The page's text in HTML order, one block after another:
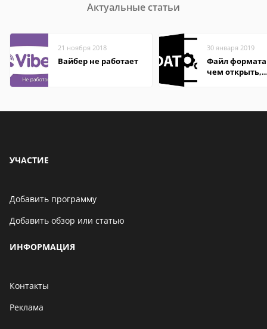
Актуальные статьи
21 ноября 2018
Вайбер не работает
30 января 2019
Файл формата
чем открыть,
УЧАСТИЕ
Добавить программу
Добавить обзор или статью
ИНФОРМАЦИЯ
Контакты
Реклама